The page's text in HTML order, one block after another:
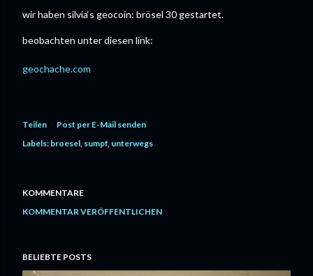
wir haben silvia‘s geocoin: brösel 30 gestartet.
beobachten unter diesen link:
geochache.com
Teilen
Post per E-Mail senden
Labels: broesel sumpf unterwegs
KOMMENTARE
KOMMENTAR VERÖFFENTLICHEN
BELIEBTE POSTS